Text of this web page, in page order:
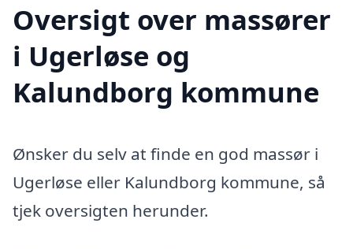
Oversigt over massører
i Ugerløse og
Kalundborg kommune
Ønsker du selv at finde en god massør i
Ugerløse eller Kalundborg kommune, så
tjek oversigten herunder.